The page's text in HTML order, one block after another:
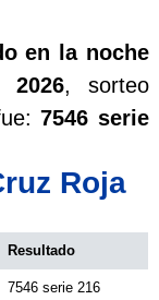
en la noche
, sorteo
7546 serie
Roja
Resultado
7546 serie 216